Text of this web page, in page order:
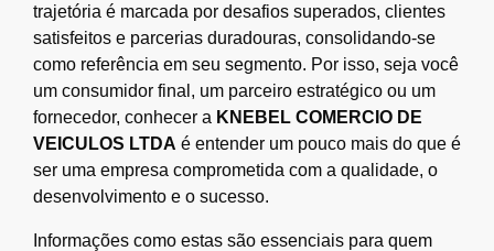
trajetória é marcada por desafios superados, clientes
satisfeitos e parcerias duradouras, consolidando-se
como referência em seu segmento. Por isso, seja você
um consumidor final, um parceiro estratégico ou um
fornecedor, conhecer a KNEBEL COMERCIO DE
VEICULOS LTDA é entender um pouco mais do que é
ser uma empresa comprometida com a qualidade, o
desenvolvimento e o sucesso.
Informações como estas são essenciais para quem